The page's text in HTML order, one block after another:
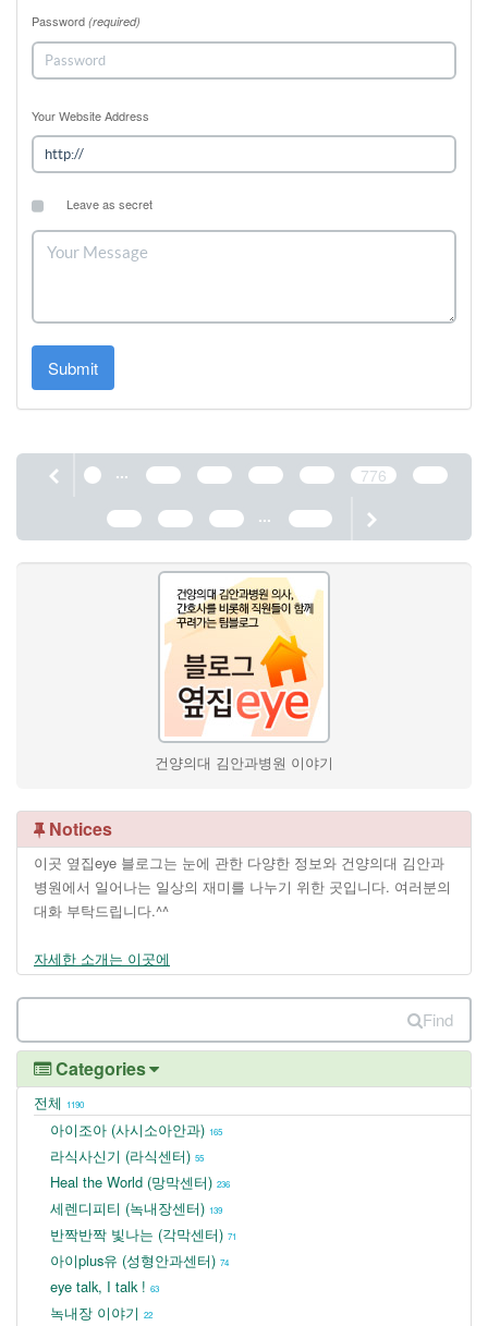
Password (required)
Your Website Address
Leave as secret
Submit
... 776
...
건양의대 김안과병원 이야기
Notices
이곳 옆집eye 블로그는 눈에 관한 다양한 정보와 건양의대 김안과
병원에서 일어나는 일상의 재미를 나누기 위한 곳입니다. 여러분의
대화 부탁드립니다.^^
자세한 소개는 이곳에
Find
Categories
전체 1190
아이조아 (사시소아안과) 165
라식사신기 (라식센터) 55
Heal the World (망막센터) 236
세렌디피티 (녹내장센터) 139
반짝반짝 빛나는 (각막센터) 71
아이plus유 (성형안과센터) 74
eye talk, I talk ! 63
녹내장 이야기 22